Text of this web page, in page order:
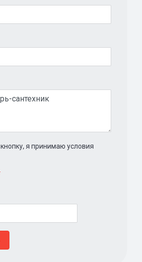
я принимаю условия